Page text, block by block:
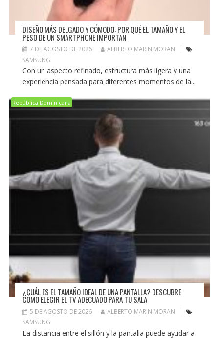
DISEÑO MÁS DELGADO Y CÓMODO: POR QUÉ EL TAMAÑO Y EL
PESO DE UN SMARTPHONE IMPORTAN
7 DE AGOSTO DE 2026
ALBERTO MARIN MORAN
SAMSUNG
Con un aspecto refinado, estructura más ligera y una
experiencia pensada para diferentes momentos de la...
República Dominicana
¿CUÁL ES EL TAMAÑO IDEAL DE UNA PANTALLA? DESCUBRE
CÓMO ELEGIR EL TV ADECUADO PARA TU SALA
5 DE AGOSTO DE 2026
ALBERTO MARIN MORAN
SAMSUNG
La distancia entre el sillón y la pantalla puede ayudar a